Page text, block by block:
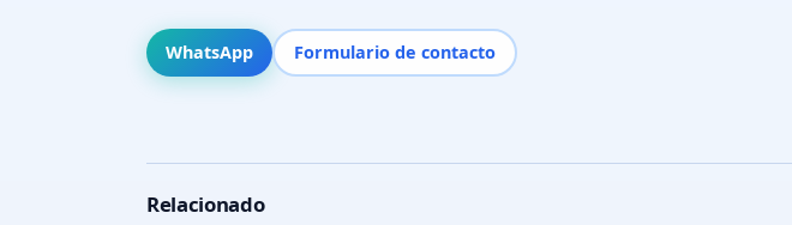
WhatsApp Formulario de contacto
Relacionado